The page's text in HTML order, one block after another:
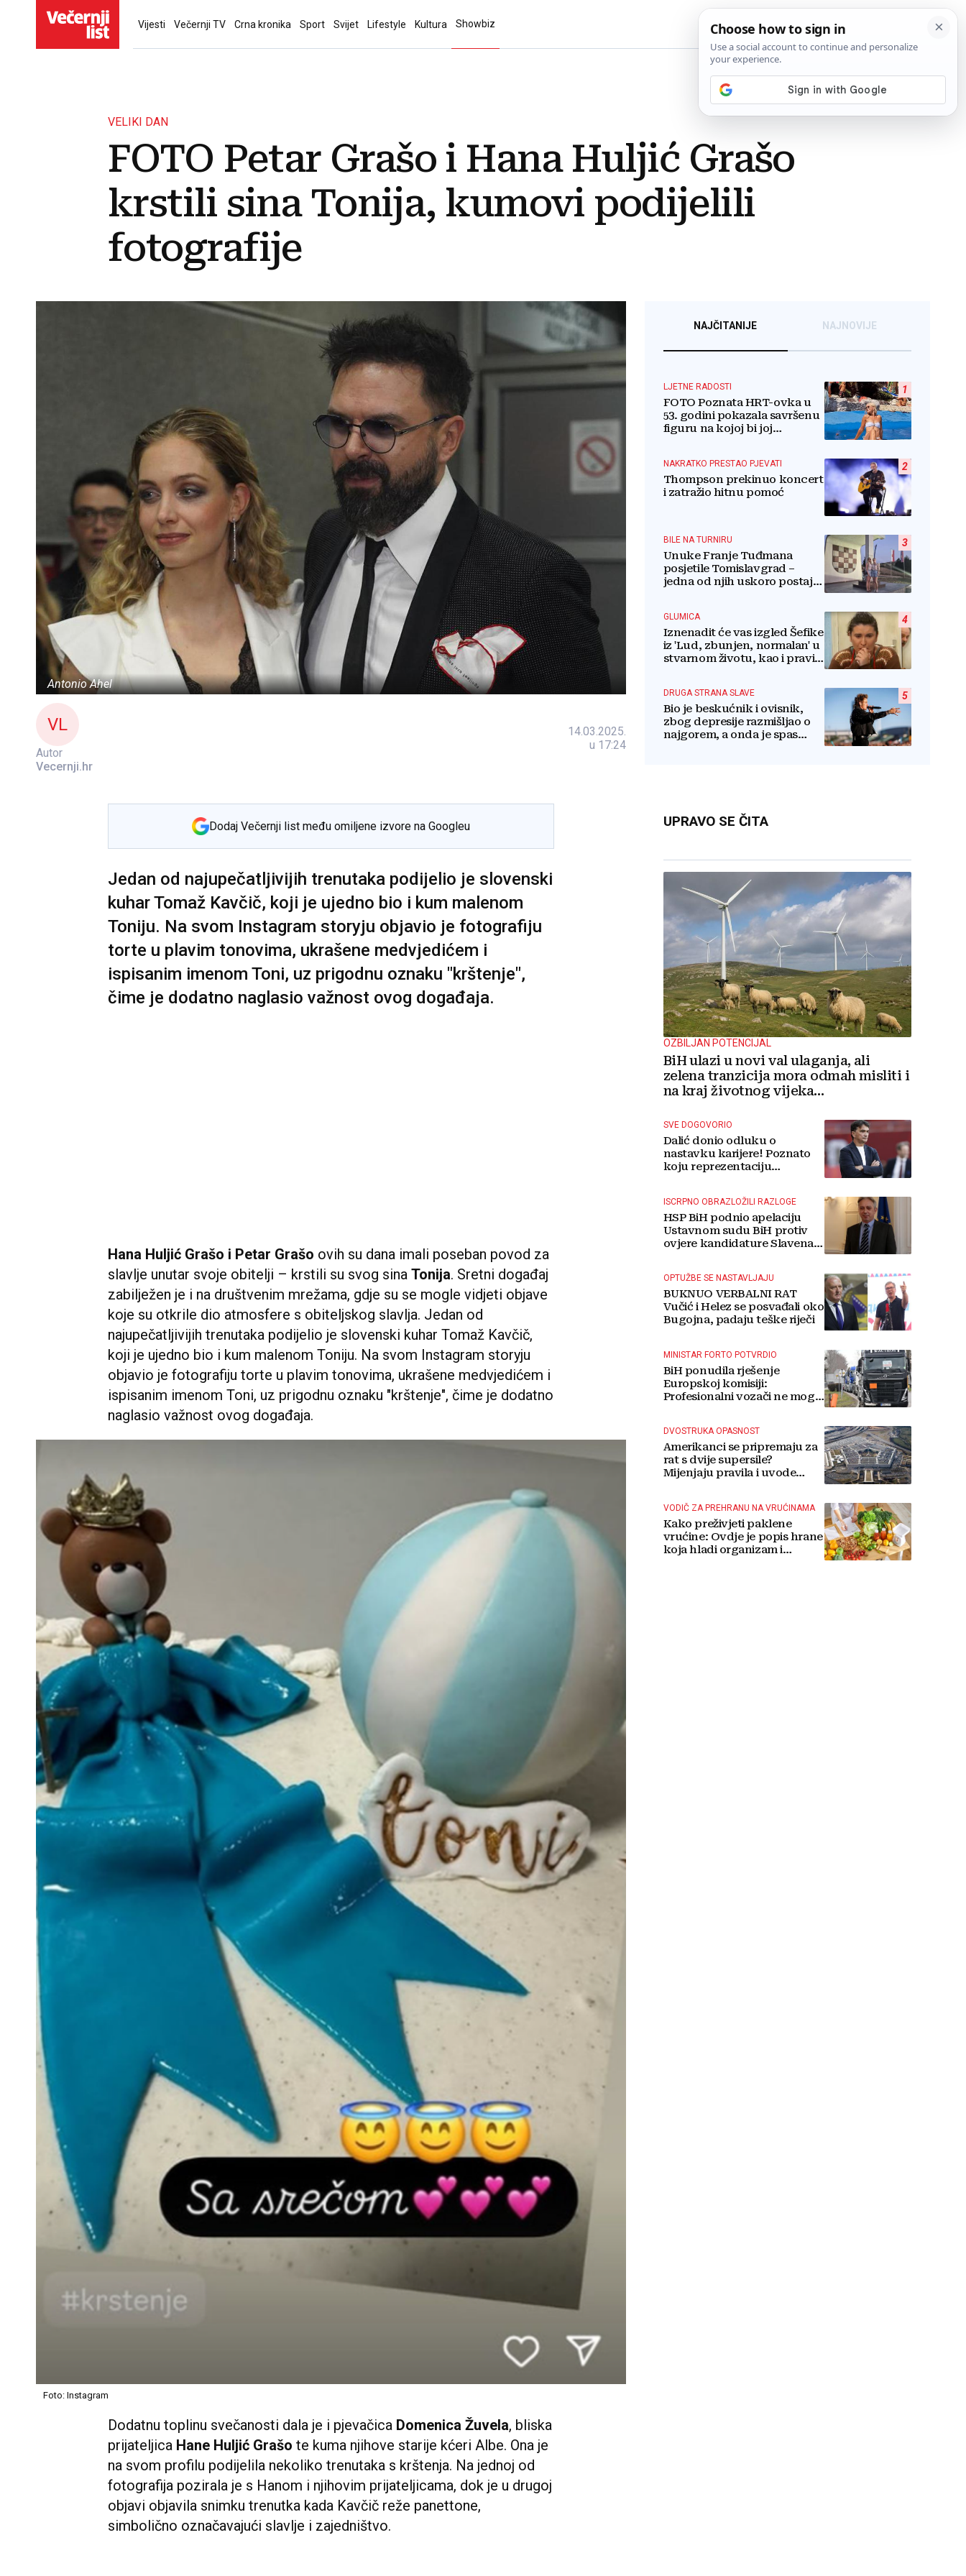
Vijesti Večernji TV Crna kronika Sport Svijet Lifestyle Kultura Showbiz
VELIKI DAN
FOTO Petar Grašo i Hana Huljić Grašo
krstili sina Tonija, kumovi podijelili
fotografije
Antonio Ahel
VL
Autor
Vecernji.hr
14.03.2025.
u 17:24
Dodaj Večernji list među omiljene izvore na Googleu
Jedan od najupečatljivijih trenutaka podijelio je slovenski
kuhar Tomaž Kavčič, koji je ujedno bio i kum malenom
Toniju. Na svom Instagram storyju objavio je fotografiju
torte u plavim tonovima, ukrašene medvjedićem i
ispisanim imenom Toni, uz prigodnu oznaku "krštenje",
čime je dodatno naglasio važnost ovog događaja.
Hana Huljić Grašo i Petar Grašo ovih su dana imali poseban povod za
slavlje unutar svoje obitelji – krstili su svog sina Tonija. Sretni događaj
zabilježen je i na društvenim mrežama, gdje su se mogle vidjeti objave
koje su otkrile dio atmosfere s obiteljskog slavlja. Jedan od
najupečatljivijih trenutaka podijelio je slovenski kuhar Tomaž Kavčič,
koji je ujedno bio i kum malenom Toniju. Na svom Instagram storyju
objavio je fotografiju torte u plavim tonovima, ukrašene medvjedićem i
ispisanim imenom Toni, uz prigodnu oznaku "krštenje", čime je dodatno
naglasio važnost ovog događaja.
Foto: Instagram
Dodatnu toplinu svečanosti dala je i pjevačica Domenica Žuvela, bliska
prijateljica Hane Huljić Grašo te kuma njihove starije kćeri Albe. Ona je
na svom profilu podijelila nekoliko trenutaka s krštenja. Na jednoj od
fotografija pozirala je s Hanom i njihovim prijateljicama, dok je u drugoj
objavi objavila snimku trenutka kada Kavčič reže panettone,
simbolično označavajući slavlje i zajedništvo.
NAJČITANIJE NAJNOVIJE
1
LJETNE RADOSTI
FOTO Poznata HRT-ovka u
53. godini pokazala savršenu
figuru na kojoj bi joj
2
NAKRATKO PRESTAO PJEVATI
Thompson prekinuo koncert
i zatražio hitnu pomoć
3
BILE NA TURNIRU
Unuke Franje Tuđmana
posjetile Tomislavgrad –
jedna od njih uskoro postaje
4
GLUMICA
Iznenadit će vas izgled Šefike
iz 'Lud, zbunjen, normalan' u
stvarnom životu, kao i pravi
5
DRUGA STRANA SLAVE
Bio je beskućnik i ovisnik,
zbog depresije razmišljao o
najgorem, a onda je spas
UPRAVO SE ČITA
OZBILJAN POTENCIJAL
BiH ulazi u novi val ulaganja, ali
zelena tranzicija mora odmah misliti i
na kraj životnog vijeka
SVE DOGOVORIO
Dalić donio odluku o
nastavku karijere! Poznato
koju reprezentaciju
ISCRPNO OBRAZLOŽILI RAZLOGE
HSP BiH podnio apelaciju
Ustavnom sudu BiH protiv
ovjere kandidature Slavena
OPTUŽBE SE NASTAVLJAJU
BUKNUO VERBALNI RAT
Vučić i Helez se posvađali oko
Bugojna, padaju teške riječi
MINISTAR FORTO POTVRDIO
BiH ponudila rješenje
Europskoj komisiji:
Profesionalni vozači ne mogu
DVOSTRUKA OPASNOST
Amerikanci se pripremaju za
rat s dvije supersile?
Mijenjaju pravila i uvode
VODIČ ZA PREHRANU NA VRUĆINAMA
Kako preživjeti paklene
vrućine: Ovdje je popis hrane
koja hladi organizam i